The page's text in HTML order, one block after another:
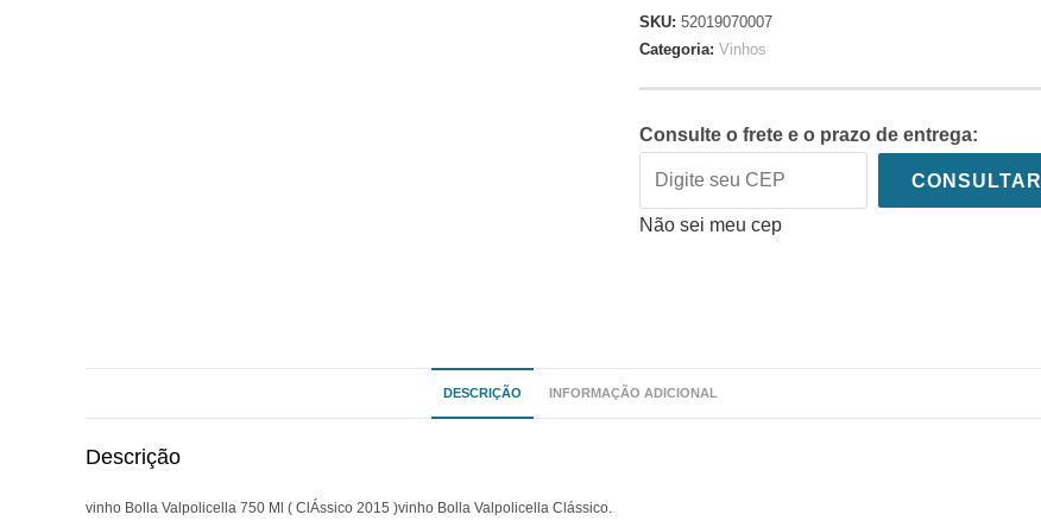
SKU:52019070007
Categoria:Vinhos
Consulte o frete e o prazo de entrega:
CONSULTAR
Não sei meu cep
DESCRIÇÃO INFORMAÇÃO ADICIONAL
Descrição
vinho Bolla Valpolicella 750 Ml ( ClÁssico 2015 )vinho Bolla Valpolicella Clássico.